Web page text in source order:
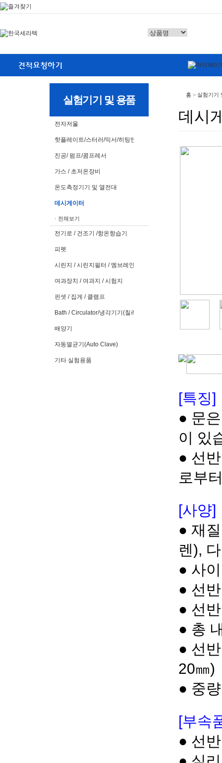
실험기기 및 용품
전자저울
핫플레이트/스터러/믹서/히팅맨틀
진공/ 펌프/콤프레서
가스 / 초저온장비
온도측정기기 및 열전대
데시게이터
· 전체보기
전기로 / 건조기 /항온항습기
피펫
시린지 / 시린지필터 / 멤브레인필터
여과장치 / 여과지 / 시험지
핀셋 / 집게 / 클램프
Bath / Circulator/냉각기기(칠러)
배양기
자동멸균기(Auto Clave)
기타 실험용품
홈 > 실험기기
데시
[특징]
● 문
이 있
● 선
로부
[사양]
● 재
렌),
● 사
● 선
● 선
● 총
● 선
20㎜)
● 중
[부속
● 선